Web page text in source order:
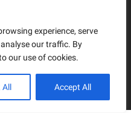
experience, serve
our traffic. By
our use of cookies.
All Accept All
Timisorii, Nr. 11
| Banda3M.ro
Instagram